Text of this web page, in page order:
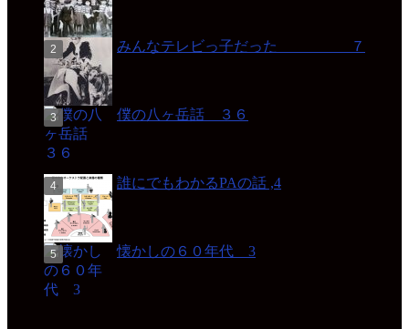
みんなテレビっ子だった ７
僕の八ヶ岳話 ３６
誰にでもわかるPAの話 ,4
懐かしの６０年代 3